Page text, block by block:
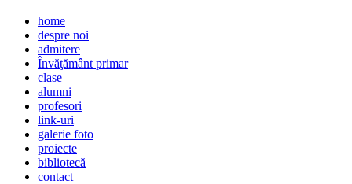
home
despre noi
admitere
Învăţământ primar
clase
alumni
profesori
link-uri
galerie foto
proiecte
bibliotecă
contact